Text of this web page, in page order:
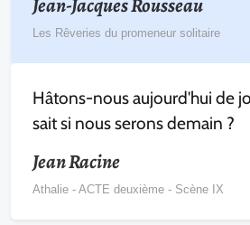
Les Rêveries du promeneur solitaire
Hâtons-nous aujourd'hui de
sait si nous serons demain ?
Jean Racine
Athalie - ACTE deuxième - Scène IX